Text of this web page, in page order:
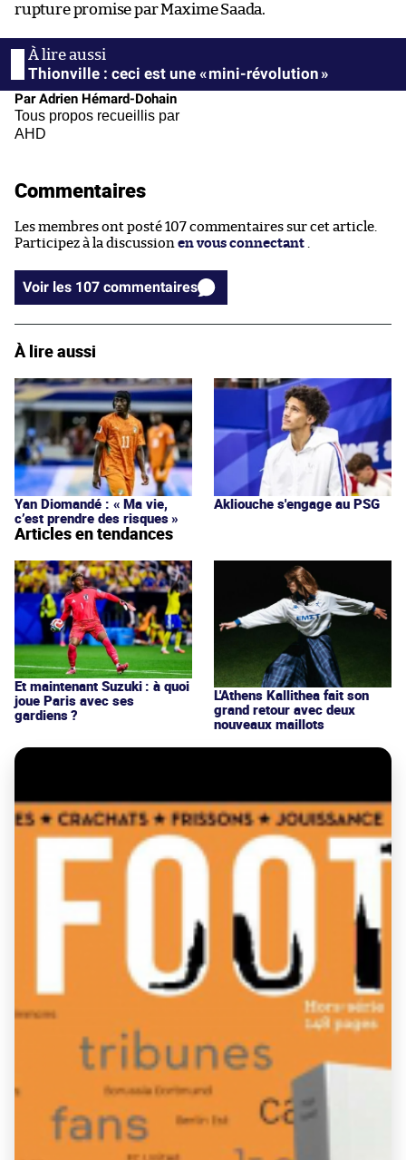
rupture promise par Maxime Saada.
Thionville : ceci est une « mini-révolution »
Par Adrien Hémard-Dohain
Tous propos recueillis par
AHD
Commentaires
Les membres ont posté 107 commentaires sur cet article.
Participez à la discussion en vous connectant
Voir les 107 commentaires
À lire aussi
Yan Diomandé : « Ma vie,
c’est prendre des risques »
Akliouche s'engage au PSG
Articles en tendances
Et maintenant Suzuki : à quoi
joue Paris avec ses
gardiens ?
L'Athens Kallithea fait son
grand retour avec deux
nouveaux maillots